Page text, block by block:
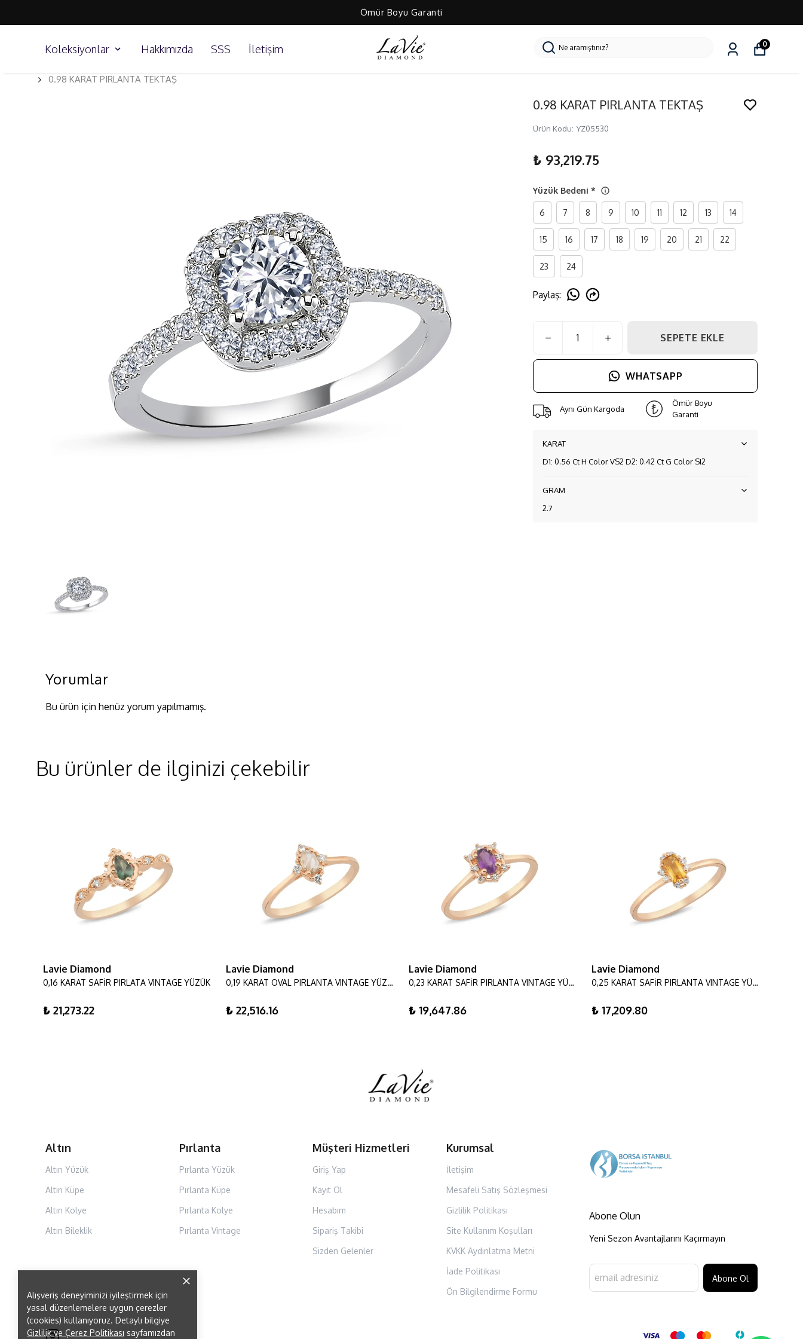
Ömür Boyu Garanti
Koleksiyonlar Hakkımızda SSS İletişim 0
Alışveriş deneyiminizi iyileştirmek için
yasal düzenlemelere uygun çerezler
(cookies) kullanıyoruz. Detaylı bilgiye
Gizlilik ve Çerez Politikası sayfamızdan
0.98 KARAT PIRLANTA TEKTAŞ
0.98 KARAT PIRLANTA TEKTAŞ
Ürün Kodu: YZ05530
₺ 93,219.75
Yüzük Bedeni *
6 7 8 9 10 11 12 13 14
15 16 17 18 19 20 21 22
23 24
Paylaş:
SEPETE EKLE
WHATSAPP
Aynı Gün Kargoda
Ömür Boyu
Garanti
KARAT
D1: 0.56 Ct H Color VS2 D2: 0.42 Ct G Color SI2
GRAM
2.7
Yorumlar
Bu ürün için henüz yorum yapılmamış.
Bu ürünler de ilginizi çekebilir
Lavie Diamond
0,16 KARAT SAFİR PIRLATA VINTAGE YÜZÜK
₺ 21,273.22
Lavie Diamond
0,19 KARAT OVAL PIRLANTA VINTAGE YÜZÜK
₺ 22,516.16
Lavie Diamond
0,23 KARAT SAFİR PIRLANTA VINTAGE YÜZÜK
₺ 19,647.86
Lavie Diamond
0,25 KARAT SAFİR PIRLANTA VINTAGE YÜZÜK
₺ 17,209.80
Altın
Altın Yüzük
Altın Küpe
Altın Kolye
Altın Bileklik
Pırlanta
Pırlanta Yüzük
Pırlanta Küpe
Pırlanta Kolye
Pırlanta Vintage
Müşteri Hizmetleri
Giriş Yap
Kayıt Ol
Hesabım
Sipariş Takibi
Sizden Gelenler
Kurumsal
İletişim
Mesafeli Satış Sözleşmesi
Gizlilik Politikası
Site Kullanım Koşulları
KVKK Aydınlatma Metni
İade Politikası
Ön Bilgilendirme Formu
Abone Olun
Yeni Sezon Avantajlarını Kaçırmayın
Abone Ol